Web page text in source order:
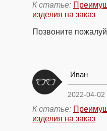
К статье:
изделия на заказ
Позвоните
Иван
2022-04-02
К статье:
изделия на заказ